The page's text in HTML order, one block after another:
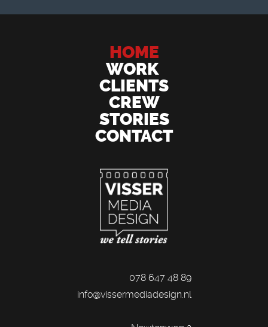
HOME
WORK
CLIENTS
CREW
STORIES
CONTACT
078 647 48 89
info@vissermediadesign.nl